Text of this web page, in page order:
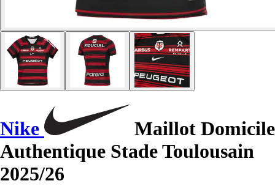
Nike
Maillot Domicile
Authentique Stade Toulousain
2025/26